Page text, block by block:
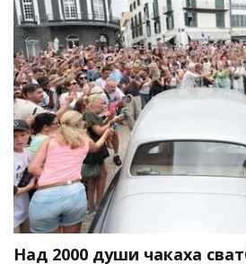
Над 2000 души чакаха